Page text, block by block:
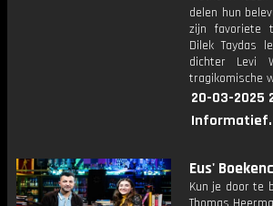
delen hun
zijn favoriete
Dilek Taydas
dichter Levi
tragikomische
20-03-2025
Eus'
Kun je door te